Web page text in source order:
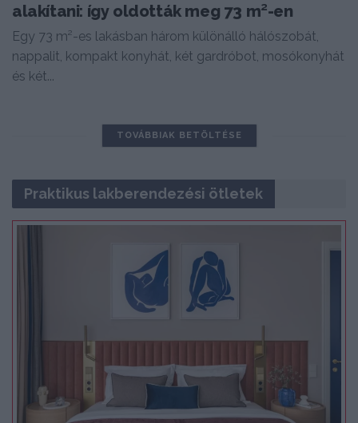
alakítani: így oldották meg 73 m²-en
Egy 73 m²-es lakásban három különálló hálószobát,
nappalit, kompakt konyhát, két gardróbot, mosókonyhát
és két...
TOVÁBBIAK BETÖLTÉSE
Praktikus lakberendezési ötletek